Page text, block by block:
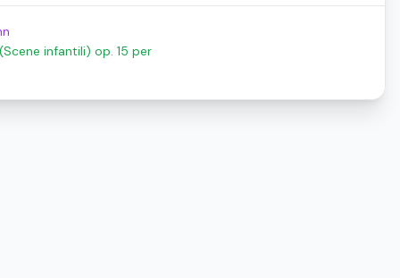
infantili) op. 15 per